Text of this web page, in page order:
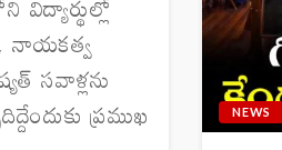
నాయకత్వ
సవాళ్లను
ప్రముఖ
NEWS